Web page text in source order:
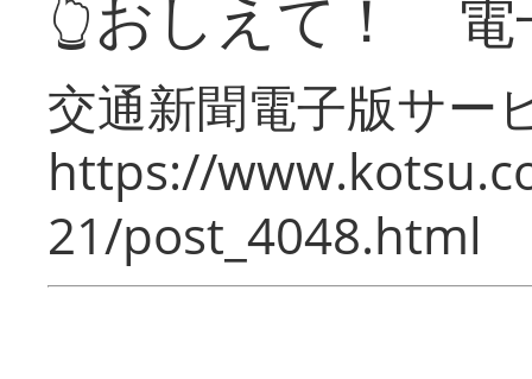
👆おしえて！ 電
交通新聞電子版サー
https://
21/post_4048.html